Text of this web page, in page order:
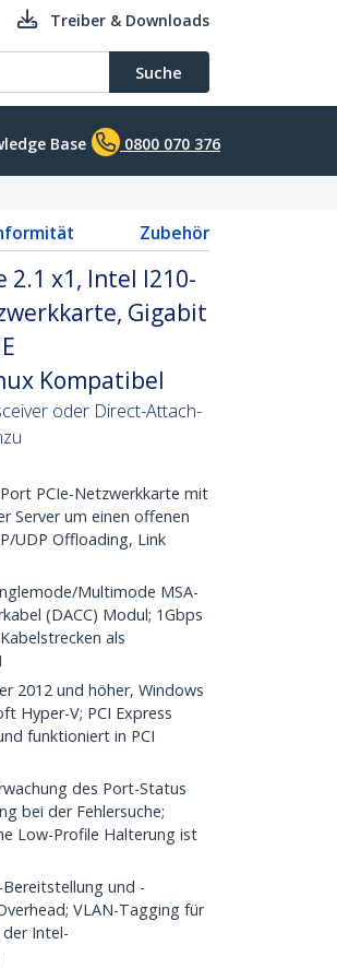
Treiber & Downloads
Suche
Base 0800 070 376
Zubehör
2.1 x1, Intel I210-
Gigabit
Kompatibel
oder Direct-Attach-
PCIe-Netzwerkkarte mit
Server um einen offenen
UDP Offloading, Link
Multimode MSA-
(DACC) Modul; 1Gbps
als
2012 und höher, Windows
Hyper-V; PCI Express
funktioniert in PCI
des Port-Status
bei der Fehlersuche;
Low-Profile Halterung ist
Bereitstellung und -
VLAN-Tagging für
Intel-